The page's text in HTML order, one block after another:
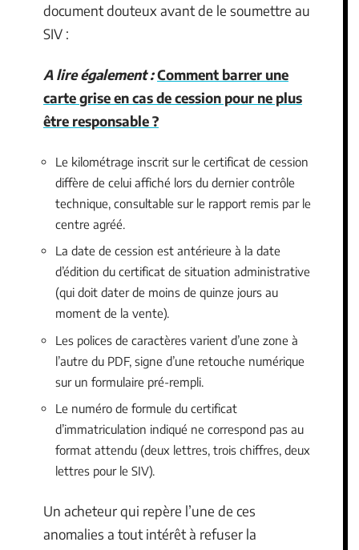
document douteux avant de le soumettre au
SIV :
A lire également :Comment barrer une
carte grise en cas de cession pour ne plus
être responsable ?
Le kilométrage inscrit sur le certificat de cession
diffère de celui affiché lors du dernier contrôle
technique, consultable sur le rapport remis par le
centre agréé.
La date de cession est antérieure à la date
d’édition du certificat de situation administrative
(qui doit dater de moins de quinze jours au
moment de la vente).
Les polices de caractères varient d’une zone à
l’autre du PDF, signe d’une retouche numérique
sur un formulaire pré-rempli.
Le numéro de formule du certificat
d’immatriculation indiqué ne correspond pas au
format attendu (deux lettres, trois chiffres, deux
lettres pour le SIV).
Un acheteur qui repère l’une de ces
anomalies a tout intérêt à refuser la